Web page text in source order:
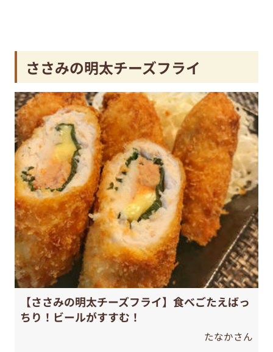
ささみの明太チーズフライ
【ささみの明太チーズフライ】食べごたえばっ
ちり！ビールがすすむ！
たなかさん